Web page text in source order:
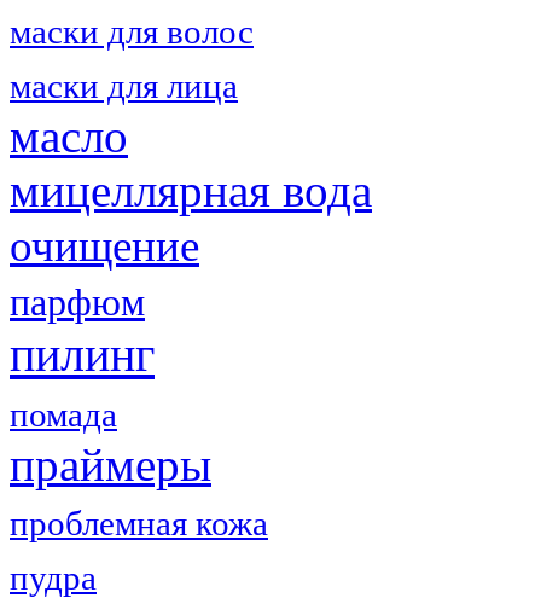
маски для волос
маски для лица
масло
мицеллярная вода
очищение
парфюм
пилинг
помада
праймеры
проблемная кожа
пудра